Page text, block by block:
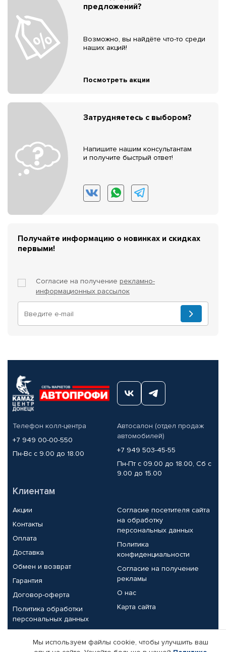
предложений?
Возможно, вы найдёте что-то среди
наших акций!
Посмотреть акции
Затрудняетесь с выбором?
Напишите нашим консультантам
и получите быстрый ответ!
Получайте информацию о новинках и скидках
первыми!
Согласие на получение рекламно-
информационных рассылок
Телефон колл-центра
+7 949 00-00-550
Пн-Вс с 9.00 до 18.00
Автосалон (отдел продаж
автомобилей)
+7 949 503-45-55
Пн-Пт с 09.00 до 18.00, Сб с
9.00 до 15.00
Клиентам
Акции
Контакты
Оплата
Доставка
Обмен и возврат
Гарантия
Договор-оферта
Политика обработки
персональных данных
Согласие посетителя сайта
на обработку
персональных данных
Политика
конфиденциальности
Согласие на получение
рекламы
О нас
Карта сайта
Партнерам
Мы используем файлы cookie, чтобы улучшить ваш